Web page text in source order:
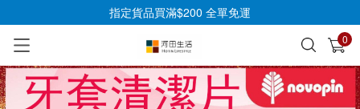
指定貨品買滿$200 全單免運
0
已加入購物車 查看